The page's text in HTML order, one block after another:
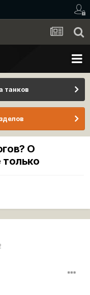
танков
О
только